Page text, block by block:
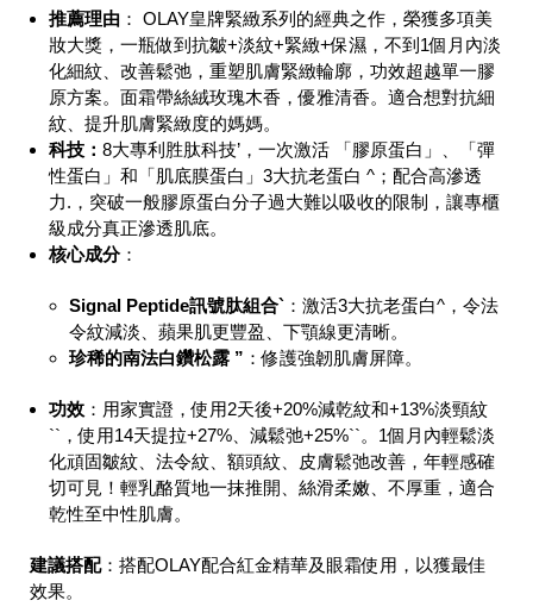
推薦理由 ： OLAY皇牌緊緻系列的經典之作，榮獲多項美
妝大獎，一瓶做到抗皺+淡紋+緊緻+保濕，不到1個月內淡
化細紋、改善鬆弛，重塑肌膚緊緻輪廓，功效超越單一膠
原方案。面霜帶絲絨玫瑰木香，優雅清香。適合想對抗細
紋、提升肌膚緊緻度的媽媽。
科技：8大專利胜肽科技’，一次激活 「膠原蛋白」、「彈
性蛋白」和「肌底膜蛋白」3大抗老蛋白 ^ ；配合高滲透
力. ，突破一般膠原蛋白分子過大難以吸收的限制，讓專櫃
級成分真正滲透肌底。
核心成分：
Signal Peptide訊號肽組合`：激活3大抗老蛋白^，令法
令紋減淡、蘋果肌更豐盈、下顎線更清晰。
珍稀的南法白鑽松露 ” ：修護強韌肌膚屏障。
功效 ：用家實證，使用2天後+20%減乾紋和+13%淡頸紋
``，使用14天提拉+27%、減鬆弛+25%``。1個月內輕鬆淡
化頑固皺紋、法令紋、額頭紋、皮膚鬆弛改善，年輕感確
切可見！輕乳酪質地一抹推開、絲滑柔嫩、不厚重，適合
乾性至中性肌膚。
建議搭配：搭配OLAY配合紅金精華及眼霜使用，以獲最佳
效果。